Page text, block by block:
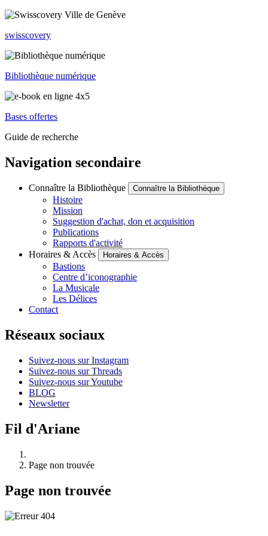
swisscovery
Bibliothèque numérique
Bases offertes
Guide de recherche
Navigation secondaire
Connaître la Bibliothèque Connaître la Bibliothèque
Histoire
Mission
Suggestion d'achat, don et acquisition
Publications
Rapports d'activité
Horaires & Accès
Horaires & Accès
Bastions
Centre d’iconographie
La Musicale
Les Délices
Contact
Réseaux sociaux
Suivez-nous sur Instagram
Suivez-nous sur Threads
Suivez-nous sur Youtube
BLOG
Newsletter
Fil d'Ariane
Page non trouvée
Page non trouvée